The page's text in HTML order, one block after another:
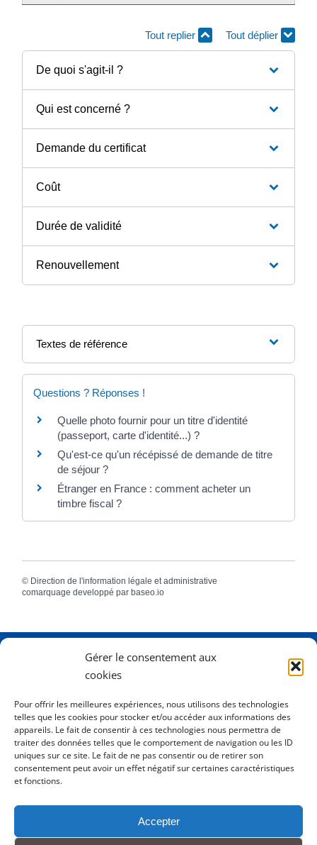
Gérer le consentement aux
cookies
Pour offrir les meilleures expériences, nous utilisons des technologies
telles que les cookies pour stocker et/ou accéder aux informations des
appareils. Le fait de consentir à ces technologies nous permettra de
traiter des données telles que le comportement de navigation ou les ID
uniques sur ce site. Le fait de ne pas consentir ou de retirer son
consentement peut avoir un effet négatif sur certaines caractéristiques
et fonctions.
Accepter
Tout replier Tout déplier
De quoi s'agit-il ?
Qui est concerné ?
Demande du certificat
Coût
Durée de validité
Renouvellement
Textes de référence
Questions ? Réponses !
Quelle photo fournir pour un titre d'identité
(passeport, carte d'identité...) ?
Qu'est-ce qu'un récépissé de demande de titre
de séjour ?
Étranger en France : comment acheter un
timbre fiscal ?
© Direction de l'information légale et administrative
comarquage developpé par baseo.io
2 Rue Dame Pernette
Horaires
Lundi de 8h15 à 12h
Mardi de 8h15 à 12h
Mercredi 8h15 à 12h
Jeudi de 8h15 à 12h - 16h à 18h00
Tél.